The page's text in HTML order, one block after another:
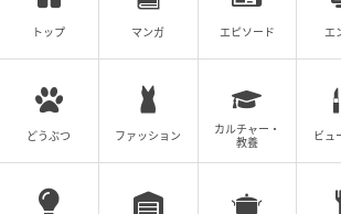
ウーマンエキサイト
ベビーグッズはかずおと一緒に用意
一体どういう心理でベビーグッズを
ょうか。
さらに今日のために半休をとったと
ことの久しぶりの再会にかずおはど
トップ マンガ エピソード エ
どうぶつ ファッション
カルチャー・
教養
ビュ